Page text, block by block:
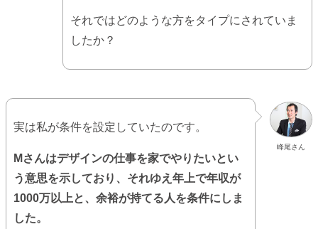
それではどのような方をタイプにされていま
したか？
峰尾さん
実は私が条件を設定していたのです。
Mさんはデザインの仕事を家でやりたいとい
う意思を示しており、それゆえ年上で年収が
1000万以上と、余裕が持てる人を条件にしま
した。